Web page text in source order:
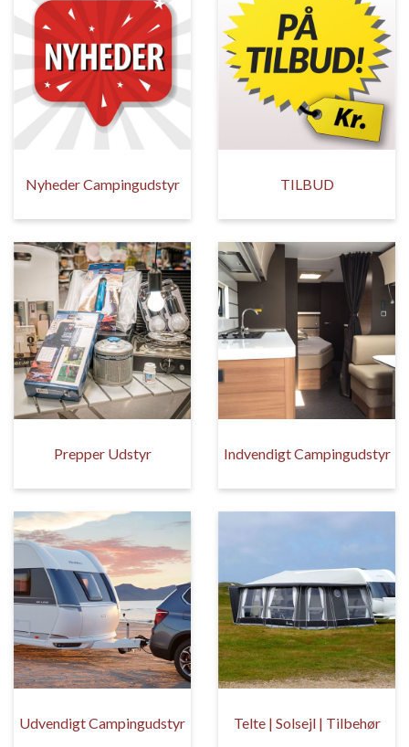
Nyheder Campingudstyr TILBUD
Prepper Udstyr Indvendigt Campingudstyr
Udvendigt Campingudstyr Telte | Solsejl | Tilbehør